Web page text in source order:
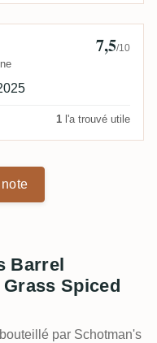
7,5/10
1 l'a trouvé utile
Barrel
Spiced
par Schotman's